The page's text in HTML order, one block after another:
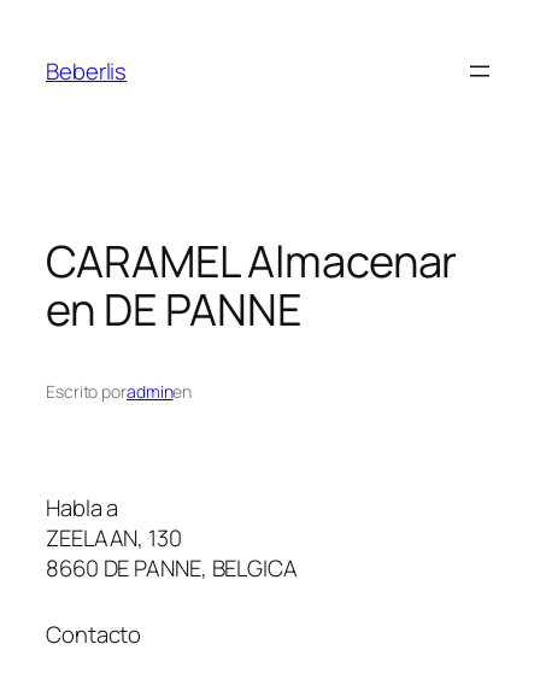
Beberlis
CARAMELAlmacenar
en DE PANNE
Escrito poradminen
Habla a
ZEELAAN, 130
8660 DE PANNE, BELGICA
Contacto